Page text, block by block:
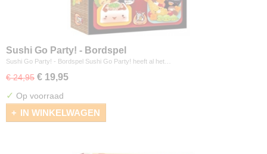
Sushi Go Party! - Bordspel
Sushi Go Party! - Bordspel Sushi Go Party! heeft al het…
€ 24,95 € 19,95
✓ Op voorraad
IN WINKELWAGEN